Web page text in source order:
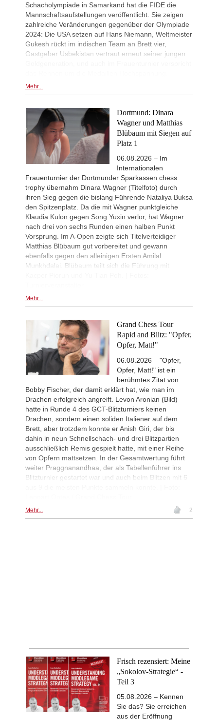
Schacholympiade in Samarkand hat die FIDE die
Mannschaftsaufstellungen veröffentlicht. Sie zeigen
zahlreiche Veränderungen gegenüber der Olympiade
2024: Die USA setzen auf Hans Niemann, Weltmeister
Gukesh rückt im indischen Team an Brett vier,
Gastgeber Usbekistan vertraut erneut seiner jungen
Mehr...
Dortmund: Dinara
Wagner und Matthias
Blübaum mit Siegen auf
Platz 1
06.08.2026 – Im
Internationalen
Frauenturnier der Dortmunder Sparkassen chess
trophy übernahm Dinara Wagner (Titelfoto) durch
ihren Sieg gegen die bislang Führende Nataliya Buksa
den Spitzenplatz. Da die mit Wagner punktgleiche
Klaudia Kulon gegen Song Yuxin verlor, hat Wagner
nach drei von sechs Runden einen halben Punkt
Vorsprung. Im A-Open zeigte sich Titelverteidiger
Matthias Blübaum gut vorbereitet und gewann
ebenfalls gegen den alleinigen Ersten Amilal
Munkhdalai. Blübaum teilt sich die Führung mit
Mehr...
Grand Chess Tour
Rapid and Blitz: "Opfer,
Opfer, Matt!"
06.08.2026 – "Opfer,
Opfer, Matt!" ist ein
berühmtes Zitat von
Bobby Fischer, der damit erklärt hat, wie man im
Drachen erfolgreich angreift. Levon Aronian (Bild)
hatte in Runde 4 des GCT-Blitzturniers keinen
Drachen, sondern einen soliden Italiener auf dem
Brett, aber trotzdem konnte er Anish Giri, der bis
dahin in neun Schnellschach- und drei Blitzpartien
ausschließlich Remis gespielt hatte, mit einer Reihe
von Opfern mattsetzen. In der Gesamtwertung führt
weiter Praggnanandhaa, der als Tabellenführer ins
Blitzturnier gestartet war und auch beim Blitzen mit 6
Mehr... 2
Frisch rezensiert: Meine
„Sokolov-Strategie“ -
Teil 3
05.08.2026 – Kennen
Sie das? Sie erreichen
aus der Eröffnung